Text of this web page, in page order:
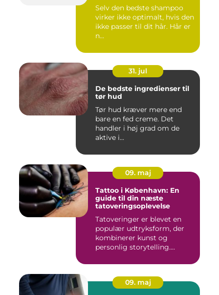
Selv den bedste shampoo
virker ikke optimalt, hvis den
ikke passer til dit hår. Hår er
n...
31. jul
De bedste ingredienser til
tør hud
Tør hud kræver mere end
bare en fed creme. Det
handler i høj grad om de
aktive i...
09. maj
Tattoo i København: En
guide til din næste
tatoveringsoplevelse
Tatoveringer er blevet en
populær udtryksform, der
kombinerer kunst og
personlig storytelling....
09. maj